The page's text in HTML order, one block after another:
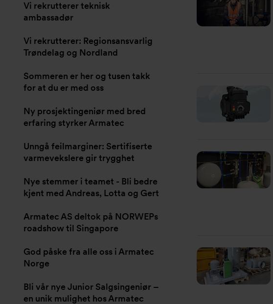
Vi rekrutterer teknisk
ambassadør
Vi rekrutterer: Regionsansvarlig
Trøndelag og Nordland
Sommeren er her og tusen takk
for at du er med oss
Ny prosjektingeniør med bred
erfaring styrker Armatec
Unngå feilmarginer: Sertifiserte
varmevekslere gir trygghet
Nye stemmer i teamet - Bli bedre
kjent med Andreas, Lotta og Gert
Armatec AS deltok på NORWEPs
roadshow til Singapore
God påske fra alle oss i Armatec
Norge
Bli vår nye Junior Salgsingeniør –
en unik mulighet hos Armatec